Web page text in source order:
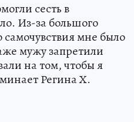
сесть в
Из-за большого
мне было
мужу запретили
на том, чтобы я
Регина Х.